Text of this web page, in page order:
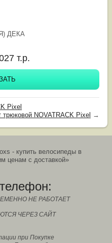
ДЕКА
т.р.
Pixel
трюковой NOVATRACK Pixel →
- купить велосипеды в
ценам с доставкой»
НЕ РАБОТАЕТ
ЧЕРЕЗ САЙТ
при Покупке